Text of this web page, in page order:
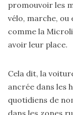
promouvoir les
vélo, marche,
comme la
avoir leur place.
Cela dit, la
ancrée dans les
quotidiens de